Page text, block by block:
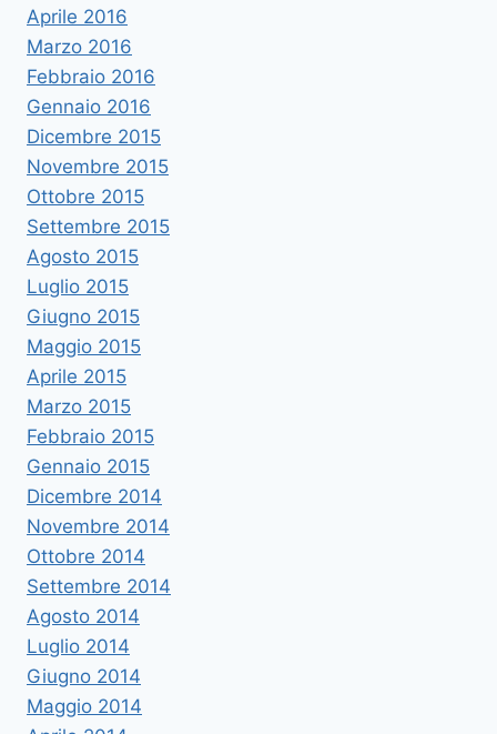
Aprile 2016
Marzo 2016
Febbraio 2016
Gennaio 2016
Dicembre 2015
Novembre 2015
Ottobre 2015
Settembre 2015
Agosto 2015
Luglio 2015
Giugno 2015
Maggio 2015
Aprile 2015
Marzo 2015
Febbraio 2015
Gennaio 2015
Dicembre 2014
Novembre 2014
Ottobre 2014
Settembre 2014
Agosto 2014
Luglio 2014
Giugno 2014
Maggio 2014